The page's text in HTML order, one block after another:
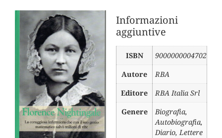
Informazioni
aggiuntive
ISBN
9000000004702
Autore
RBA
Editore
RBA Italia Srl
Genere
Biografia,
Autobiografia,
Diario, Lettere